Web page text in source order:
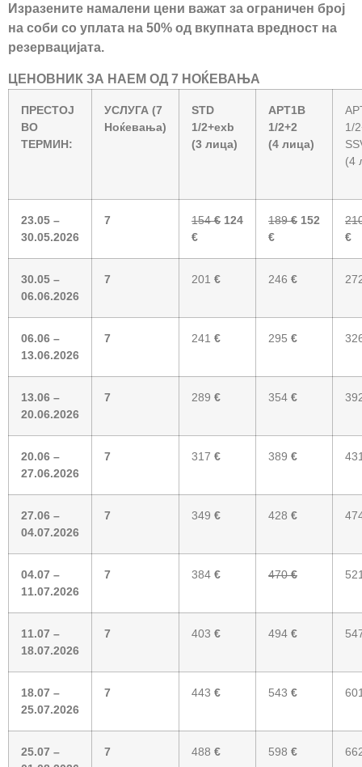
Изразените намалени цени важат за ограничен број
на соби со уплата на 50% од вкупната вредност на
резервацијата.
ЦЕНОВНИК ЗА НАЕМ ОД 7 НОЌЕВАЊА
ПРЕСТОЈ
ВО
ТЕРМИН:
УСЛУГА (7
Ноќевања)
STD
1/2+exb
(3 лица)
APT1B
1/2+2
(4 лица)
1/
(4
23.05 –
30.05.2026
7 154€ 124
€
189€ 152
€
€
30.05 –
06.06.2026
7 201 € 246 €
06.06 –
13.06.2026
7 241 € 295 €
13.06 –
20.06.2026
7 289 € 354 €
20.06 –
27.06.2026
7 317 € 389 €
27.06 –
04.07.2026
7 349 € 428 €
04.07 –
11.07.2026
7 384 € 470€
11.07 –
18.07.2026
7 403 € 494 €
18.07 –
25.07.2026
7 443 € 543 €
25.07 –
7 488 € 598 €